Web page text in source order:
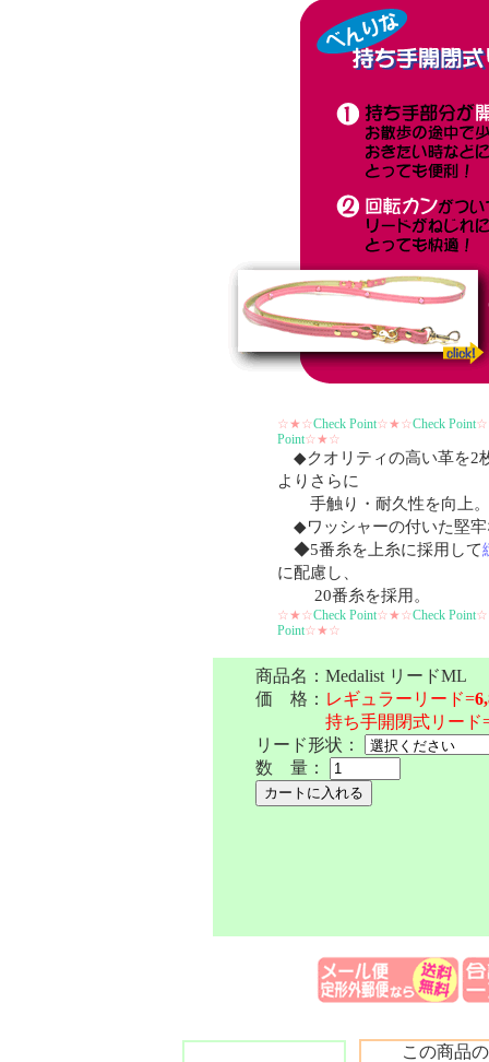
☆★☆Check Point☆★☆Check Point
Point☆★☆
◆クオリティの高い革を2
よりさらに
手触り・耐久性を向上。
◆ワッシャーの付いた堅牢
◆5番糸を上糸に採用して
に配慮し、
20番糸を採用。
☆★☆Check Point☆★☆Check Point
Point☆★☆
商品名：Medalist リードML
価 格： レギュラーリード=
持ち手開閉式リード
リード形状：
数 量：
この商品の